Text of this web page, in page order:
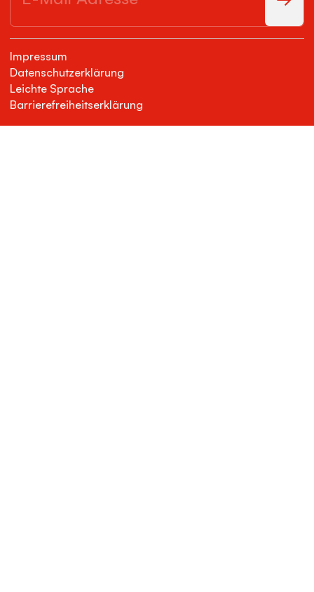
Impressum
Datenschutzerklärung
Leichte Sprache
Barrierefreiheitserklärung